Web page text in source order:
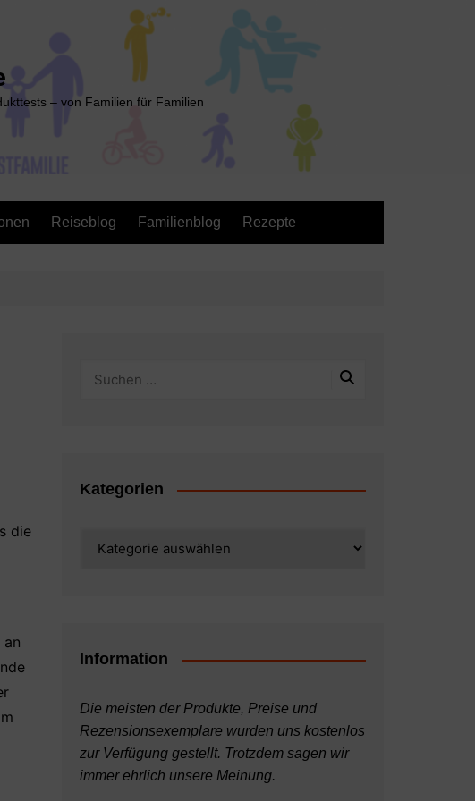
– von Familien für Familien
Reiseblog Familienblog Rezepte
die
Kategorien
Information
Die meisten der Produkte, Preise und
Rezensionsexemplare wurden uns kostenlos
zur Verfügung gestellt. Trotzdem sagen wir
immer ehrlich unsere Meinung.